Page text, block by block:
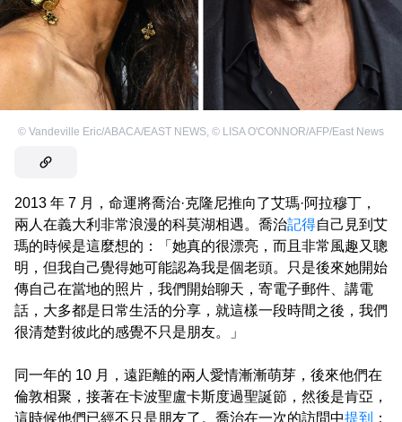
© Vandeville Eric/ABACA/EAST NEWS, © LISA O'CONNOR/AFP/East News
2013 年 7 月，命運將喬治·克隆尼推向了艾瑪·阿拉穆丁，
兩人在義大利非常浪漫的科莫湖相遇。喬治記得自己見到艾
瑪的時候是這麼想的：「她真的很漂亮，而且非常風趣又聰
明，但我自己覺得她可能認為我是個老頭。只是後來她開始
傳自己在當地的照片，我們開始聊天，寄電子郵件、講電
話，大多都是日常生活的分享，就這樣一段時間之後，我們
很清楚對彼此的感覺不只是朋友。」
同一年的 10 月，遠距離的兩人愛情漸漸萌芽，後來他們在
倫敦相聚，接著在卡波聖盧卡斯度過聖誕節，然後是肯亞，
這時候他們已經不只是朋友了。喬治在一次的訪問中提到 ：